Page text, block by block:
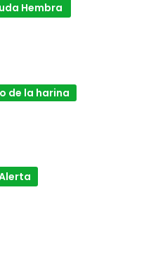
Hembra
de la harina